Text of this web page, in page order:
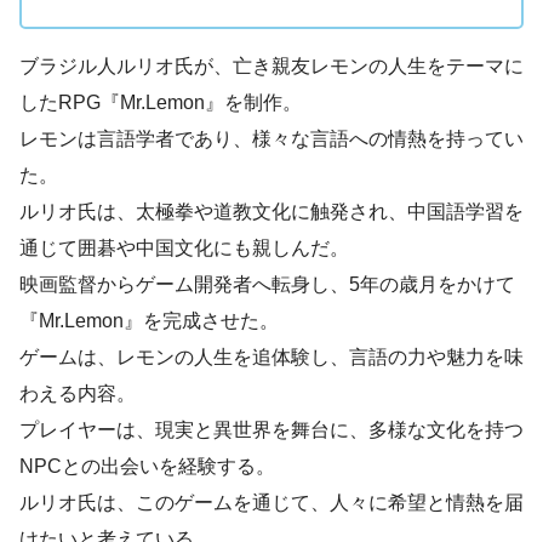
ブラジル人ルリオ氏が、亡き親友レモンの人生をテーマに
したRPG『Mr.Lemon』を制作。
レモンは言語学者であり、様々な言語への情熱を持ってい
た。
ルリオ氏は、太極拳や道教文化に触発され、中国語学習を
通じて囲碁や中国文化にも親しんだ。
映画監督からゲーム開発者へ転身し、5年の歳月をかけて
『Mr.Lemon』を完成させた。
ゲームは、レモンの人生を追体験し、言語の力や魅力を味
わえる内容。
プレイヤーは、現実と異世界を舞台に、多様な文化を持つ
NPCとの出会いを経験する。
ルリオ氏は、このゲームを通じて、人々に希望と情熱を届